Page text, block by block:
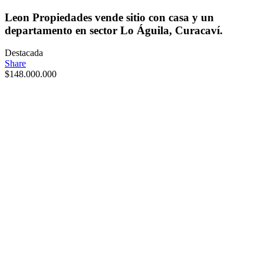
Leon Propiedades vende sitio con casa y un
departamento en sector Lo Águila, Curacaví.
Destacada
Share
$148.000.000